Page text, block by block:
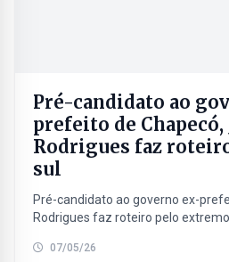
Pré-candidato ao
prefeito de Chapecó,
Rodrigues faz
sul
Pré-candidato ao governo ex-
Rodrigues faz roteiro pelo
Notícias...
07/05/26